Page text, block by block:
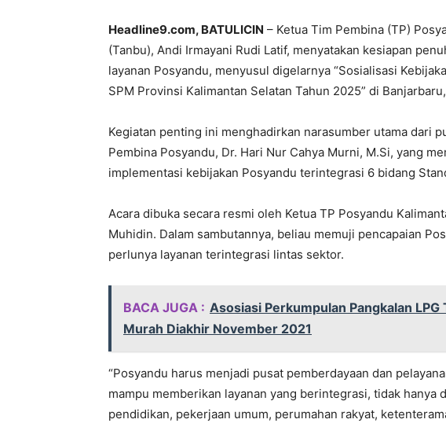
Headline9.com, BATULICIN – Ketua Tim Pembina (TP)
(Tanbu), Andi Irmayani Rudi Latif, menyatakan kesiapan
layanan Posyandu, menyusul digelarnya “Sosialisasi
SPM Provinsi Kalimantan Selatan Tahun 2025” di
Kegiatan penting ini menghadirkan narasumber utama dari
Pembina Posyandu, Dr. Hari Nur Cahya Murni, M.Si, yang
implementasi kebijakan Posyandu terintegrasi 6 bidang
Acara dibuka secara resmi oleh Ketua TP Posyandu
Muhidin. Dalam sambutannya, beliau memuji pencapaian
perlunya layanan terintegrasi lintas sektor.
BACA JUGA : Asosiasi Perkumpulan Pangkalan
Murah Diakhir November 2021
“Posyandu harus menjadi pusat pemberdayaan dan
mampu memberikan layanan yang berintegrasi, tidak hanya
pendidikan, pekerjaan umum, perumahan rakyat,